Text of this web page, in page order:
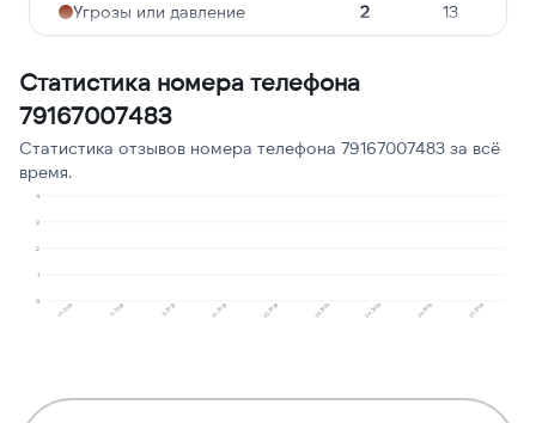
Угрозы или давление 2 13
Навязчивые звонки 1 6
Статистика номера телефона
79167007483
Статистика отзывов номера телефона 79167007483 за всё
время.
0
1
2
3
4
10.2025 11.2025 12.2025 01.2026 02.2026 03.2026 04.2026 05.2026 07.2026